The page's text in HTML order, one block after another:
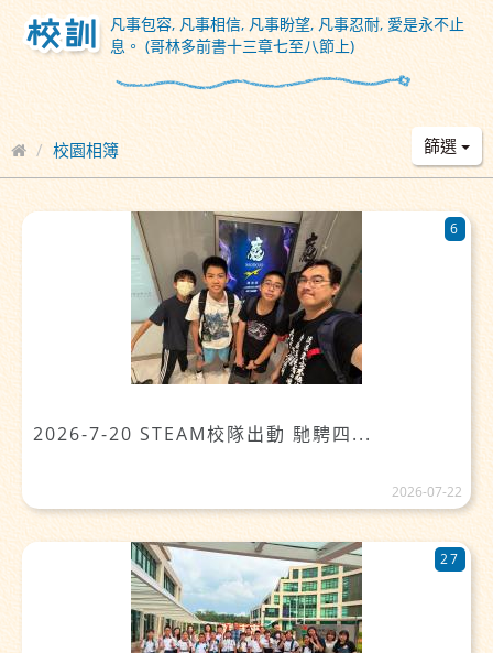
凡事包容, 凡事相信, 凡事盼望, 凡事忍耐, 愛是永不止
息。 (哥林多前書十三章七至八節上)
校園相簿 篩選
2026-7-20 STEAM校隊出動 馳騁四...
6
2026-07-22
27